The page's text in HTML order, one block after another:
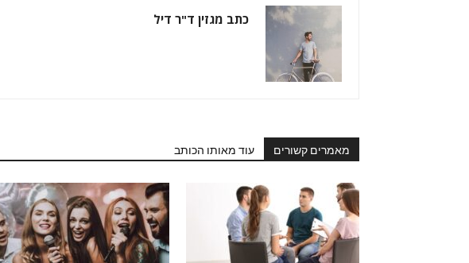
כתב מגזין ד"ר דיל
מאמרים קשורים עוד מאותו הכותב